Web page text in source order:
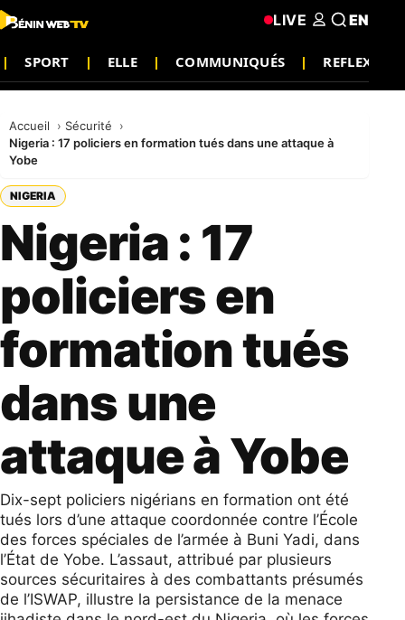
SPORT ELLE COMMUNIQUÉS
LIVE EN
Accueil
Sécurité
Nigeria : 17 policiers en formation tués dans une attaque à
Yobe
NIGERIA
Nigeria : 17
policiers en
formation tués
dans une
attaque à Yobe
Dix-sept policiers nigérians en formation ont été
tués lors d’une attaque coordonnée contre l’École
des forces spéciales de l’armée à Buni Yadi, dans
l’État de Yobe. L’assaut, attribué par plusieurs
sources sécuritaires à des combattants présumés
de l’ISWAP, illustre la persistance de la menace